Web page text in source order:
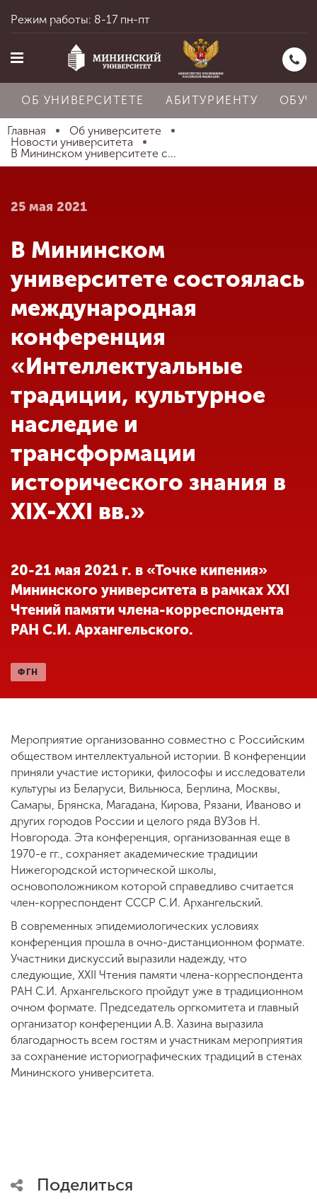
Главная
Абитуриенту
Обучение
Наука
Международная
деятельность
Другие виды
деятельности
Сведения об
образовательной
организации
ENG
Приемная
комиссия
+7 (831) 262-26-20
Режим работы: 8-17 пн-пт
ОБ УНИВЕРСИТЕТЕ АБИТУРИЕНТУ
Главная
Об университете
Новости университета
В Мининском университете с...
25 мая 2021
В Мининском
университете состоялась
международная
конференция
«Интеллектуальные
традиции, культурное
наследие и
трансформации
исторического знания в
XIX-XXI вв.»
20-21 мая 2021 г. в «Точке кипения»
Мининского университета в рамках XXI
Чтений памяти члена-корреспондента
РАН С.И. Архангельского.
ФГН
Мероприятие организованно совместно с Российским
обществом интеллектуальной истории. В конференции
приняли участие историки, философы и исследователи
культуры из Беларуси, Вильнюса, Берлина, Москвы,
Самары, Брянска, Магадана, Кирова, Рязани, Иваново и
других городов России и целого ряда ВУЗов Н.
Новгорода. Эта конференция, организованная еще в
1970-е гг., сохраняет академические традиции
Нижегородской исторической школы,
основоположником которой справедливо считается
член-корреспондент СССР С.И. Архангельский.
В современных эпидемиологических условиях
конференция прошла в очно-дистанционном формате.
Участники дискуссий выразили надежду, что
следующие, XXII Чтения памяти члена-корреспондента
РАН С.И. Архангельского пройдут уже в традиционном
очном формате. Председатель оргкомитета и главный
организатор конференции А.В. Хазина выразила
благодарность всем гостям и участникам мероприятия
за сохранение историографических традиций в стенах
Мининского университета.
Поделиться